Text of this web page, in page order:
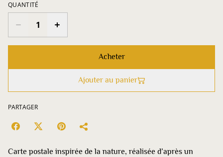
QUANTITÉ
Acheter
Ajouter au panier
PARTAGER
Carte postale inspirée de la nature, réalisée d’après un